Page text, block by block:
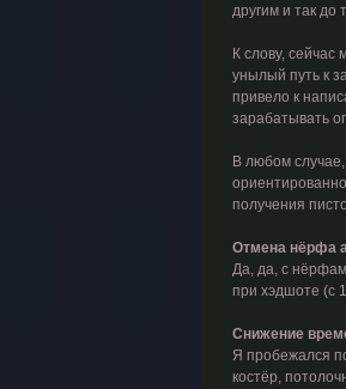
другим и так до
К слову,
унылый путь к
привело к
зарабатывать
В любом
получения
Отмена нёрфа
Да, да, с
при хэдшоте (с
Снижение
Я пробежался
костёр,